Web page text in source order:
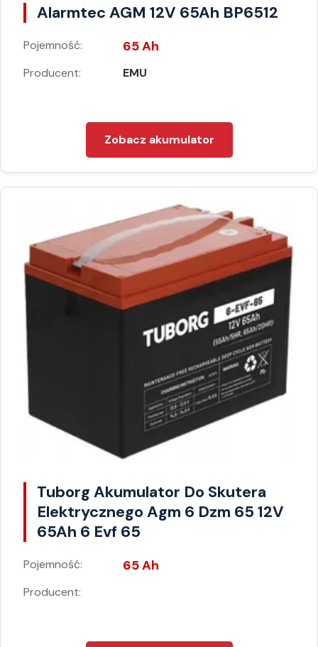
Alarmtec AGM 12V 65Ah BP6512
Pojemność: 65 Ah
Producent: EMU
Zobacz akumulator
Tuborg Akumulator Do Skutera
Elektrycznego Agm 6 Dzm 65 12V
65Ah 6 Evf 65
Pojemność: 65 Ah
Producent: